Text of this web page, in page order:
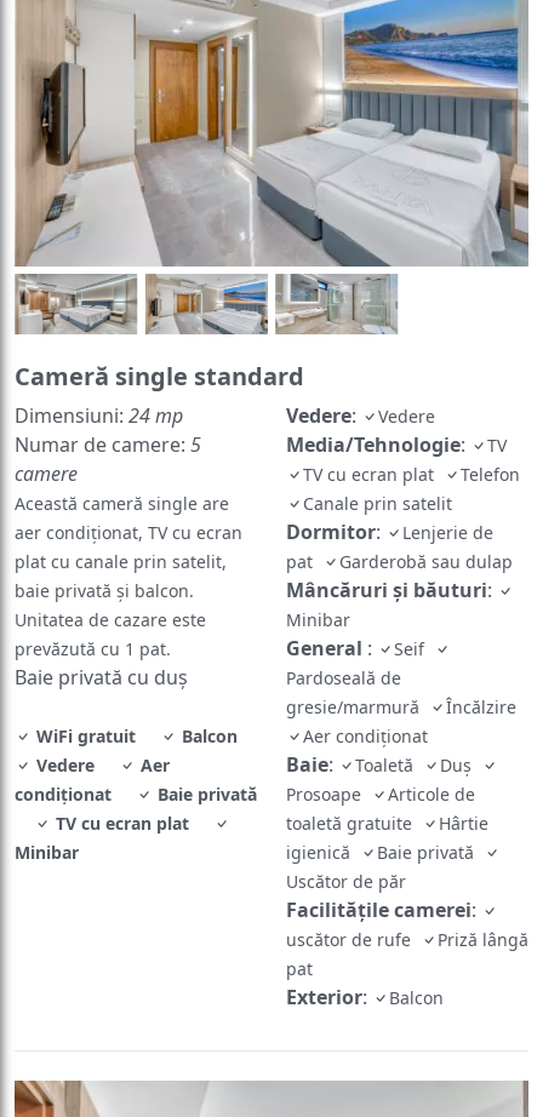
Cameră single standard
Dimensiuni: 24 mp
Numar de camere: 5
camere
Această cameră single are
aer condiționat, TV cu ecran
plat cu canale prin satelit,
baie privată și balcon.
Unitatea de cazare este
prevăzută cu 1 pat.
Baie privată cu duș
WiFi gratuit
Balcon
Vedere
Aer
condiţionat
Baie privată
TV cu ecran plat
Minibar
Vedere: Vedere
Media/Tehnologie:
TV
TV cu ecran plat
Telefon
Canale prin satelit
Dormitor:
Lenjerie de
pat
Garderobă sau dulap
Mâncăruri și băuturi:
Minibar
General :
Seif
Pardoseală de
gresie/marmură
Încălzire
Aer condiţionat
Baie: Toaletă
Duş
Prosoape
Articole de
toaletă gratuite
Hârtie
igienică
Baie privată
Uscător de păr
Facilităţile camerei:
uscător de rufe
Priză lângă
pat
Exterior: Balcon